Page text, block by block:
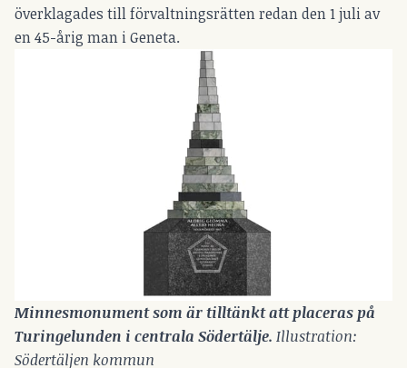
överklagades till förvaltningsrätten redan den 1 juli av
en 45-årig man i Geneta.
Minnesmonument som är tilltänkt att placeras på
Turingelunden i centrala Södertälje. Illustration:
Södertäljen kommun